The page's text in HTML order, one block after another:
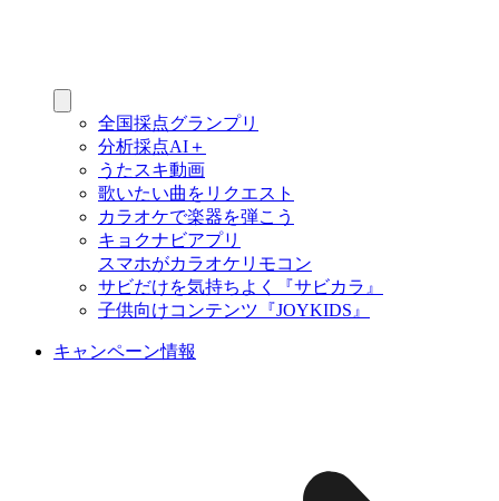
全国採点グランプリ
分析採点AI＋
うたスキ動画
歌いたい曲をリクエスト
カラオケで楽器を弾こう
キョクナビアプリ
スマホがカラオケリモコン
サビだけを気持ちよく『サビカラ』
子供向けコンテンツ『JOYKIDS』
キャンペーン情報